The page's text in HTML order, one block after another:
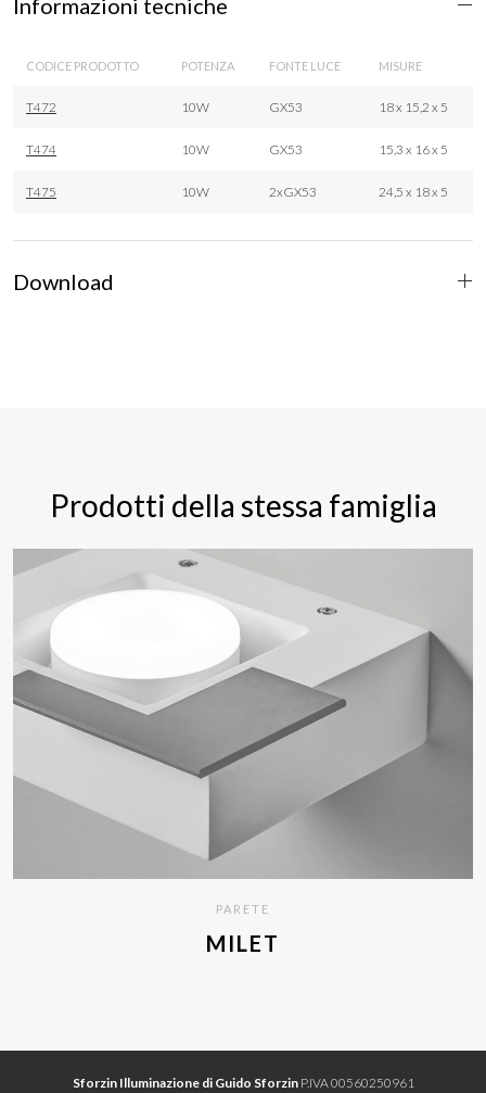
Informazioni tecniche
CODICE PRODOTTO POTENZA FONTE LUCE MISURE
T472 10W GX53 18 x 15,2 x 5
T474 10W GX53 15,3 x 16 x 5
T475 10W 2xGX53 24,5 x 18 x 5
Download
Prodotti della stessa famiglia
PARETE
MILET
Sforzin Illuminazione di Guido SforzinP.IVA 00560250961